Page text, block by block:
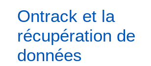
Ontrack et la
récupération de
données